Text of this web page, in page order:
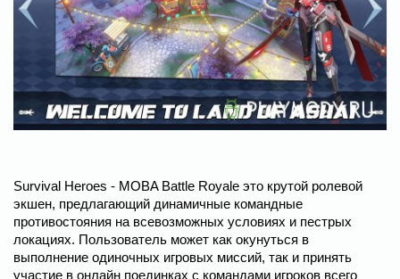
Survival Heroes - MOBA Battle Royale это крутой ролевой
экшен, предлагающий динамичные командные
противостояния на всевозможных условиях и пестрых
локациях. Пользователь может как окунуться в
выполнение одиночных игровых миссий, так и принять
участие в онлайн поединках с командами игроков всего